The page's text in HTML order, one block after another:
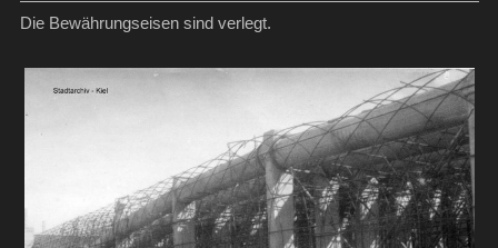
Die Bewährungseisen sind verlegt.